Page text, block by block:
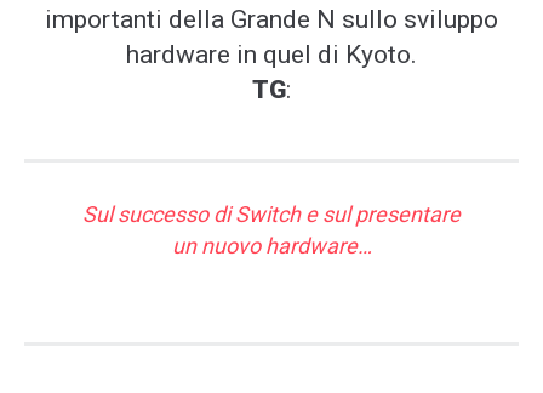
importanti della Grande N sullo sviluppo
hardware in quel di Kyoto.
TG:
Sul successo di Switch e sul presentare
un nuovo hardware…